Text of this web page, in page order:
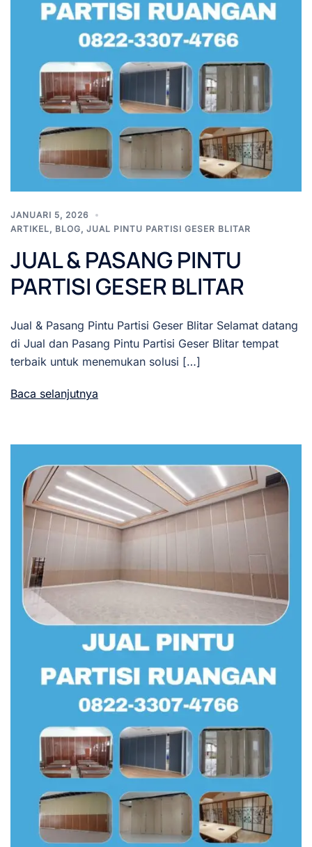
JANUARI 5, 2026
ARTIKEL, BLOG, JUAL PINTU PARTISI GESER BLITAR
JUAL & PASANG PINTU
PARTISI GESER BLITAR
Jual & Pasang Pintu Partisi Geser Blitar Selamat datang
di Jual dan Pasang Pintu Partisi Geser Blitar tempat
terbaik untuk menemukan solusi […]
Baca selanjutnya